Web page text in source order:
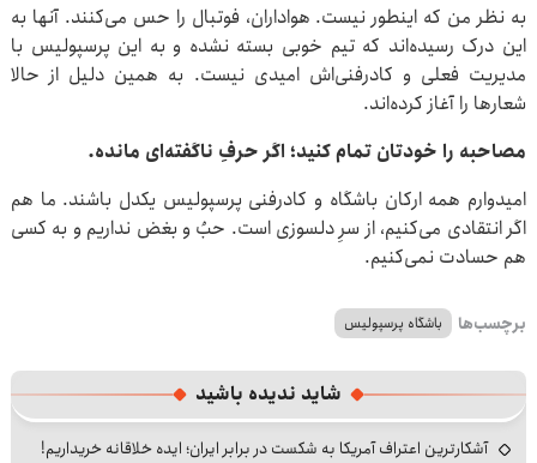
به نظر من که اینطور نیست. هواداران، فوتبال را حس می‌کنند. آنها به
این درک رسیده‌اند که تیم خوبی بسته نشده و به این پرسپولیس با
مدیریت فعلی و کادرفنی‌اش امیدی نیست. به همین دلیل از حالا
شعارها را آغاز کرده‌اند.
مصاحبه را خودتان تمام کنید؛ اگر حرفِ ناگفته‌ای مانده.
امیدوارم همه ارکان باشگاه و کادرفنی پرسپولیس یکدل باشند. ما هم
اگر انتقادی می‌کنیم، از سرِ دلسوزی است. حبُ و بغض نداریم و به کسی
هم حسادت نمی‌کنیم.
برچسب‌ها باشگاه پرسپولیس
شاید ندیده باشید
آشکارترین اعتراف آمریکا به شکست در برابر ایران؛ ایده خلاقانه خریداریم!